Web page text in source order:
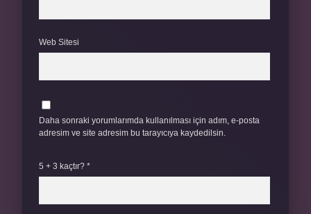
Web Sitesi
Daha sonraki yorumlarımda kullanılması için adım, e-posta
adresim ve site adresim bu tarayıcıya kaydedilsin.
5 + 3 kaçtır? *